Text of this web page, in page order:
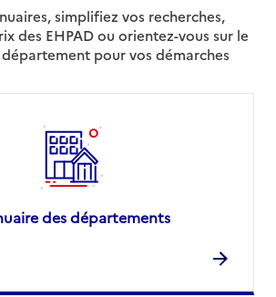
simplifiez vos recherches,
des EHPAD ou orientez-vous sur le
pour vos démarches
des départements